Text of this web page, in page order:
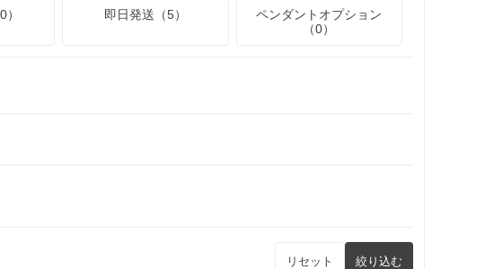
即日発送（5）
ペンダントオプション
（0）
リセット 絞り込む